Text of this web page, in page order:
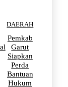
DAERAH
Pemkab
Garut
Siapkan
Perda
Bantuan
Hukum